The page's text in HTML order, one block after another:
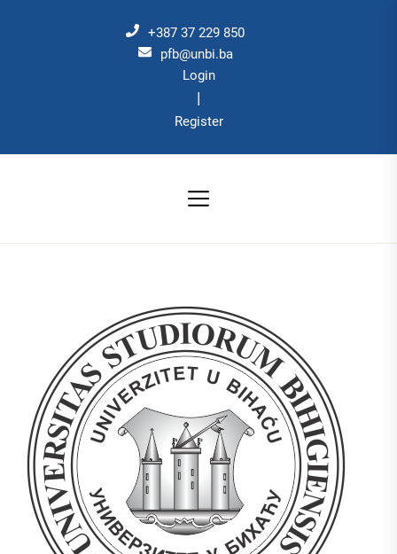
+387 37 229 850
pfb@unbi.ba
Login
|
Register